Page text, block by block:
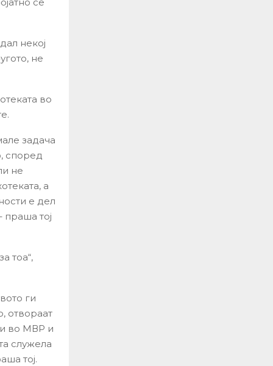
некој
не
во
задача
според
не
а
е дел
тој
тоа“,
ги
отвораат
во МВР и
служела
тој.